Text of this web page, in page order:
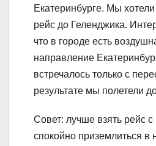
Екатеринбурге. Мы
рейс до Геленджика.
что в городе есть
направление
встречалось только с
результате мы полетели
Совет: лучше взять рейс с
спокойно приземлиться в